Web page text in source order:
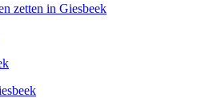
zetten in Giesbeek